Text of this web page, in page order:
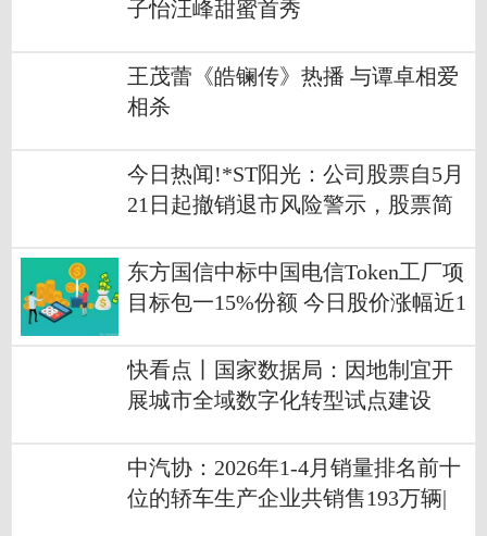
子怡汪峰甜蜜首秀
王茂蕾《皓镧传》热播 与谭卓相爱
相杀
今日热闻!*ST阳光：公司股票自5月
21日起撤销退市风险警示，股票简
东方国信中标中国电信Token工厂项
目标包一15%份额 今日股价涨幅近1
快看点丨国家数据局：因地制宜开
展城市全域数字化转型试点建设
中汽协：2026年1-4月销量排名前十
位的轿车生产企业共销售193万辆|